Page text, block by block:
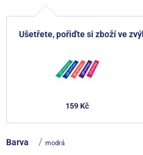
Ušetřete, pořiďte si zboží ve
159 Kč
Barva / modrá